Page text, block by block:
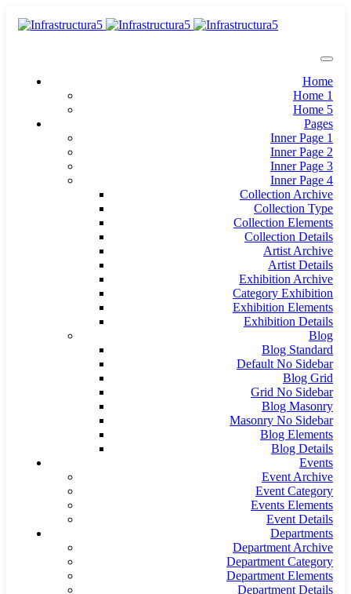
Home
Home 1
Home 5
Pages
Inner Page 1
Inner Page 2
Inner Page 3
Inner Page 4
Collection Archive
Collection Type
Collection Elements
Collection Details
Artist Archive
Artist Details
Exhibition Archive
Category Exhibition
Exhibition Elements
Exhibition Details
Blog
Blog Standard
Default No Sidebar
Blog Grid
Grid No Sidebar
Blog Masonry
Masonry No Sidebar
Blog Elements
Blog Details
Events
Event Archive
Event Category
Events Elements
Event Details
Departments
Department Archive
Department Category
Department Elements
Department Details